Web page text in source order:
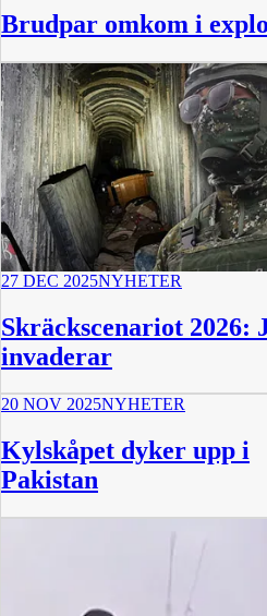
Brudpar omkom i
27 DEC 2025NYHETER
Skräckscenariot 2026:
invaderar
20 NOV 2025NYHETER
Kylskåpet dyker upp i
Pakistan